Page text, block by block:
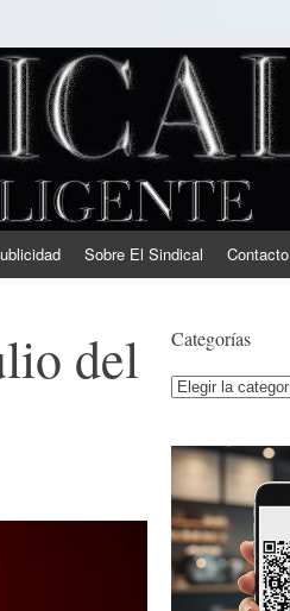
Sobre El Sindical Contacto
del
Categorías
Categorías